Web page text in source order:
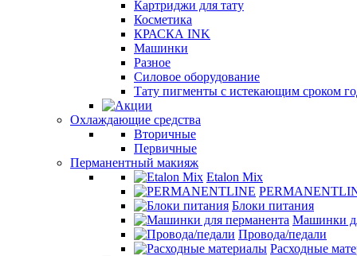
Картриджи для тату
Косметика
КРАСКА INK
Машинки
Разное
Силовое оборудование
Тату пигменты с истекающим сроком
Охлаждающие средства
Вторичные
Первичные
Перманентный макияж
Etalon Mix
Блоки питания
Машинки
Провода/педали
Расходные